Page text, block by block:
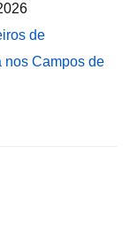
de
nos Campos de